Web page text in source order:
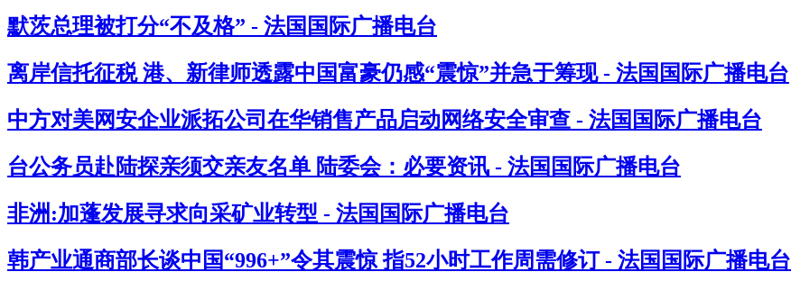
默茨总理被打分“不及格” - 法国国际广播电台
离岸信托征税 港、新律师透露中国富豪仍感“震惊”并急于筹现 - 法国国际广播电台
中方对美网安企业派拓公司在华销售产品启动网络安全审查 - 法国国际广播电台
台公务员赴陆探亲须交亲友名单 陆委会：必要资讯 - 法国国际广播电台
非洲:加蓬发展寻求向采矿业转型 - 法国国际广播电台
韩产业通商部长谈中国“996+”令其震惊 指52小时工作周需修订 - 法国国际广播电台